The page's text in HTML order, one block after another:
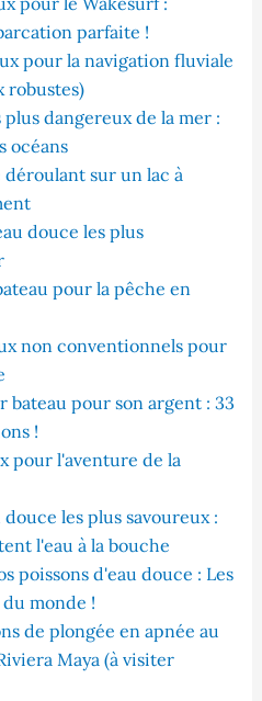
parfaite !
pour la navigation fluviale
robustes)
plus dangereux de la mer :
océans
déroulant sur un lac à
douce les plus
pour la pêche en
non conventionnels pour
bateau pour son argent : 33
!
pour l'aventure de la
douce les plus savoureux :
l'eau à la bouche
poissons d'eau douce : Les
monde !
de plongée en apnée au
Maya (à visiter